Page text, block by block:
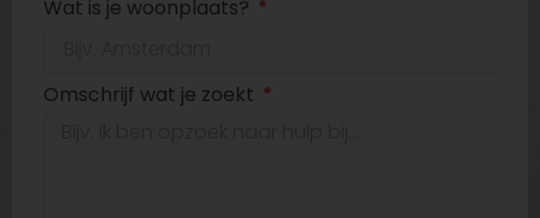
Wat is je woonplaats?
Omschrijf wat je zoekt